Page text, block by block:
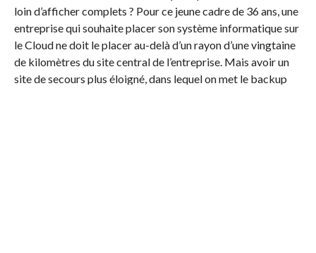
loin d’afficher complets ? Pour ce jeune cadre de 36 ans, une
entreprise qui souhaite placer son système informatique sur
le Cloud ne doit le placer au-delà d’un rayon d’une vingtaine
de kilomètres du site central de l’entreprise. Mais avoir un
site de secours plus éloigné, dans lequel on met le backup